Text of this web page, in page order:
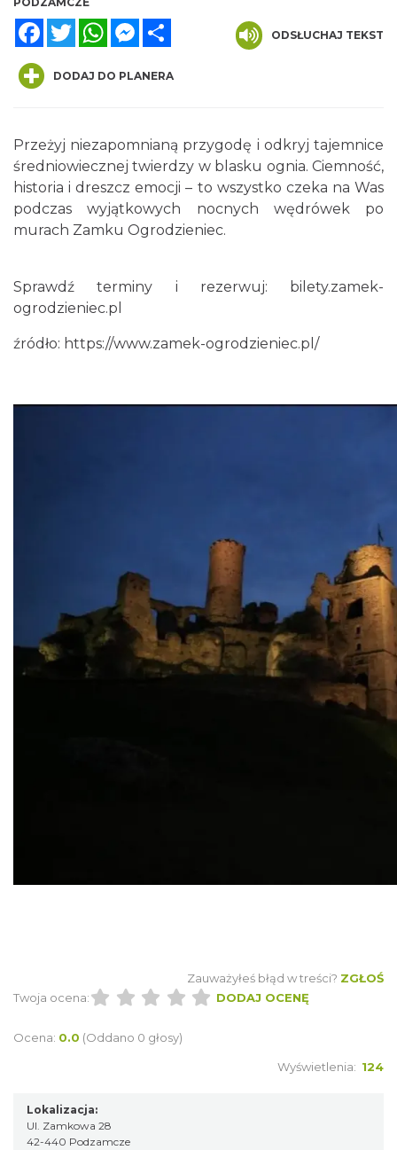
Podzamcze
2026-08-21
0.00 km
Podzamcze
2026-09-04
0.00 km
FacebookTwitterWhatsAppMessenger
ODSŁUCHAJ TEKST
DODAJ DO PLANERA
Przeżyj niezapomnianą przygodę i odkryj tajemnice
średniowiecznej twierdzy w blasku ognia. Ciemność,
historia i dreszcz emocji – to wszystko czeka na Was
podczas wyjątkowych nocnych wędrówek po
murach Zamku Ogrodzieniec.
Sprawdź terminy i rezerwuj: bilety.zamek-
ogrodzieniec.pl
źródło: https://www.zamek-ogrodzieniec.pl/
Zauważyłeś błąd w treści? ZGŁOŚ
Twoja ocena:
DODAJ OCENĘ
Ocena: 0.0 (Oddano 0 głosy)
Wyświetlenia: 124
Lokalizacja:
Ul. Zamkowa 28
42-440 Podzamcze